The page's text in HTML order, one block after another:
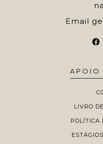
Email
APOIO
LIVRO
POLÍTICA